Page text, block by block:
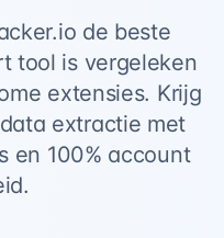
de beste
tool is vergeleken
extensies. Krijg
extractie met
en 100% account